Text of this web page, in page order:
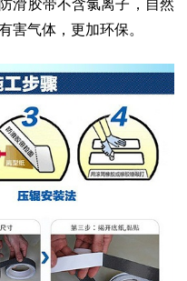
滑胶带不含氯离子，自然
害气体，更加环保。